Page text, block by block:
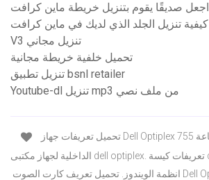
اجعل صديقًا يقوم بتنزيل خريطة ماين كرافت
كيفية تنزيل الجلد الذي لديك في ماين كرافت
V3 تنزيل مجاني
تحميل خلفية خريطة مجانية
تنزيل تطبيق bsnl retailer
Youtube-dl تنزيل mp3 من ملف نصي
الداخلية لجهاز مكتبى dell optiplex. تعريفات كيسة dell optiplex 780 لجميع
انظمة الويندوز. تحميل تعريف كارت الصوت Dell OptiPlex GX620 - تحميل